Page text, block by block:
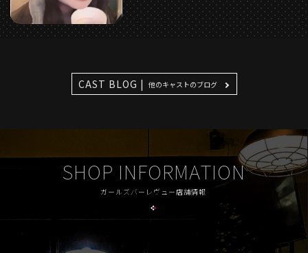
CAST BLOG | 他のキャストのブログ
SHOP INFORMATION
ガールズバーレヴュー店舗情報